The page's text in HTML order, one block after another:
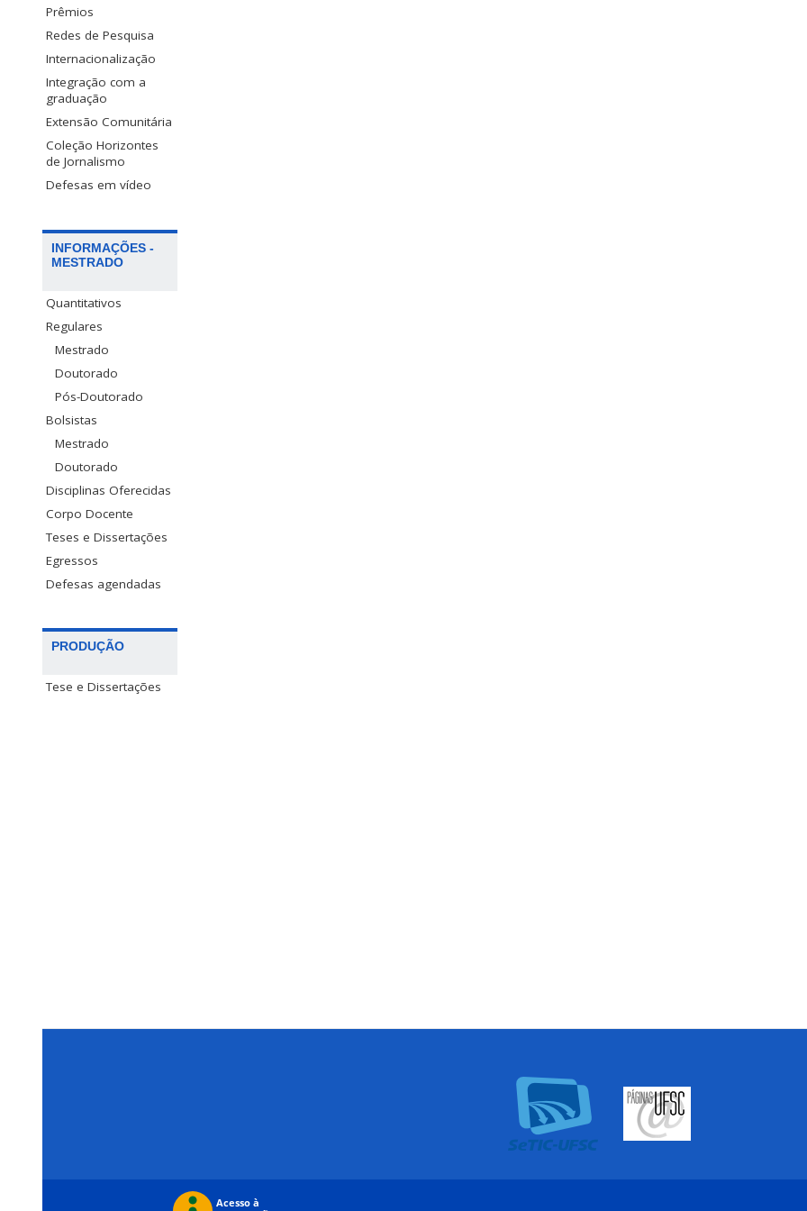
Prêmios
Redes de Pesquisa
Internacionalização
Integração com a
graduação
Extensão Comunitária
Coleção Horizontes
de Jornalismo
Defesas em vídeo
INFORMAÇÕES -
MESTRADO
Quantitativos
Regulares
Mestrado
Doutorado
Pós-Doutorado
Bolsistas
Mestrado
Doutorado
Disciplinas Oferecidas
Corpo Docente
Teses e Dissertações
Egressos
Defesas agendadas
PRODUÇÃO
Tese e Dissertações